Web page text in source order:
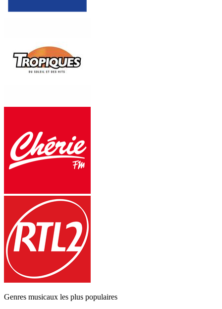
Genres musicaux les plus populaires